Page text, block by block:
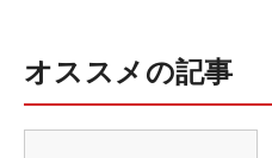
オススメの記事